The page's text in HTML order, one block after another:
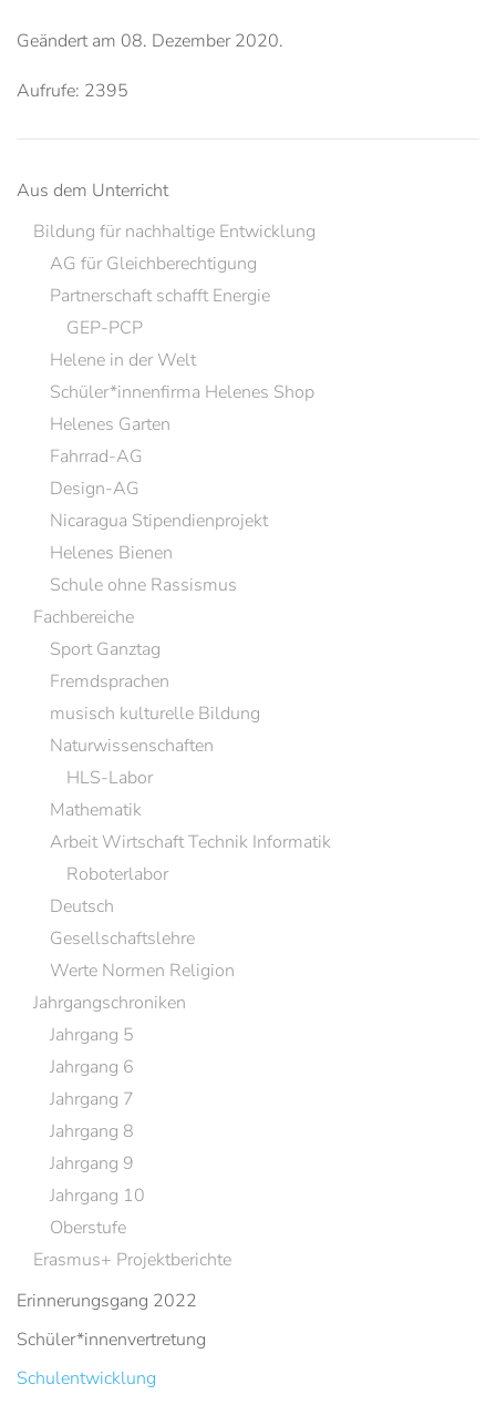
Geändert am 08. Dezember 2020.
Aufrufe: 2395
Aus dem Unterricht
Bildung für nachhaltige Entwicklung
AG für Gleichberechtigung
Partnerschaft schafft Energie
GEP-PCP
Helene in der Welt
Schüler*innenfirma Helenes Shop
Helenes Garten
Fahrrad-AG
Design-AG
Nicaragua Stipendienprojekt
Helenes Bienen
Schule ohne Rassismus
Fachbereiche
Sport Ganztag
Fremdsprachen
musisch kulturelle Bildung
Naturwissenschaften
HLS-Labor
Mathematik
Arbeit Wirtschaft Technik Informatik
Roboterlabor
Deutsch
Gesellschaftslehre
Werte Normen Religion
Jahrgangschroniken
Jahrgang 5
Jahrgang 6
Jahrgang 7
Jahrgang 8
Jahrgang 9
Jahrgang 10
Oberstufe
Erasmus+ Projektberichte
Erinnerungsgang 2022
Schüler*innenvertretung
Schulentwicklung